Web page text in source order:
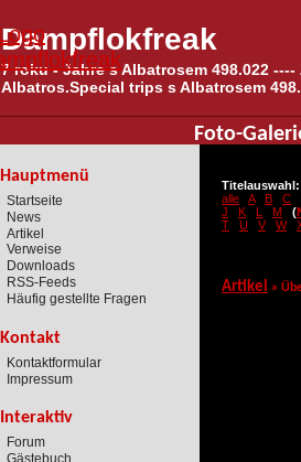
Dampflokfreak
7 roku - Jahre s Albatrosem 498.022
Albatros.Special trips s Albatrosem
Foto-
Hauptmenü
Startseite
News
Artikel
Verweise
Downloads
RSS-Feeds
Häufig gestellte Fragen
Kontakt
Kontaktformular
Impressum
Interaktiv
Forum
Gästebuch
Titelauswahl:
alle
A B C
J
K L M (
T
U V W
Artikel »